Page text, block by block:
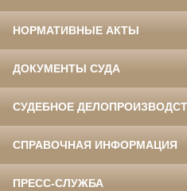
НОРМАТИВНЫЕ АКТЫ
ДОКУМЕНТЫ СУДА
СУДЕБНОЕ
СПРАВОЧНАЯ ИНФОРМАЦИЯ
ПРЕСС-СЛУЖБА